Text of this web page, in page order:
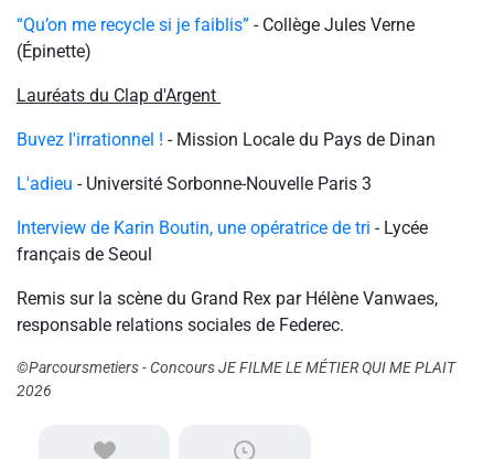
“Qu’on me recycle si je faiblis” - Collège Jules Verne
(Épinette)
Lauréats du Clap d'Argent
Buvez l'irrationnel ! - Mission Locale du Pays de Dinan
L'adieu - Université Sorbonne-Nouvelle Paris 3
Interview de Karin Boutin, une opératrice de tri - Lycée
français de Seoul
Remis sur la scène du Grand Rex par Hélène Vanwaes,
responsable relations sociales de Federec.
©Parcoursmetiers - Concours JE FILME LE MÉTIER QUI ME PLAIT
2026